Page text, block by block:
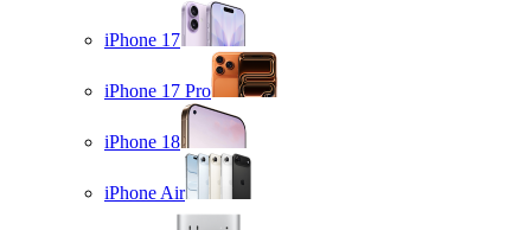
iPhone 17
iPhone 17 Pro
iPhone 18
iPhone Air